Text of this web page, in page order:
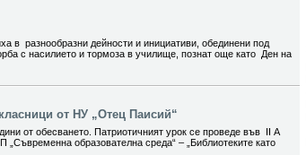
в разнообразни дейности и инициативи, обединени под
с насилието и тормоза в училище, познат още като Ден на
от НУ „Отец Паисий“
от обесването. Патриотичният урок се проведе във II А
образователна среда“ – „Библиотеките като